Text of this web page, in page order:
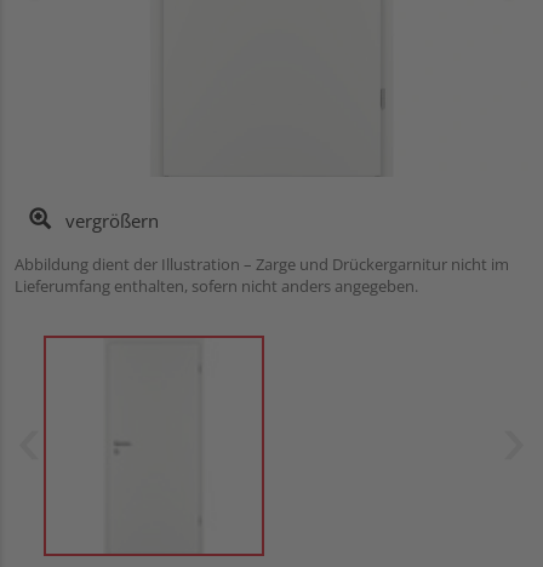
vergrößern
Abbildung dient der Illustration – Zarge und Drückergarnitur nicht im
Lieferumfang enthalten, sofern nicht anders angegeben.